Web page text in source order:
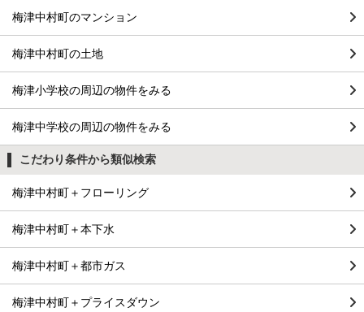
梅津中村町のマンション
梅津中村町の土地
梅津小学校の周辺の物件をみる
梅津中学校の周辺の物件をみる
こだわり条件から類似検索
梅津中村町＋フローリング
梅津中村町＋本下水
梅津中村町＋都市ガス
梅津中村町＋プライスダウン